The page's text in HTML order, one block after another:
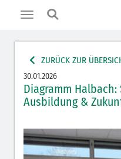
Toggle
ZURÜCK ZUR
30.01.2026
Diagramm
Ausbildung &